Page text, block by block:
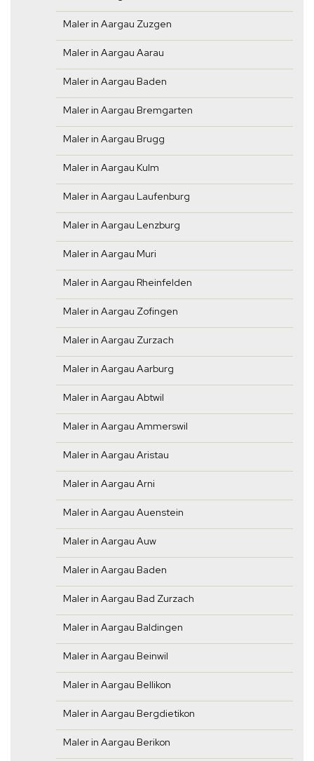
Maler in Aargau Zuzgen
Maler in Aargau Aarau
Maler in Aargau Baden
Maler in Aargau Bremgarten
Maler in Aargau Brugg
Maler in Aargau Kulm
Maler in Aargau Laufenburg
Maler in Aargau Lenzburg
Maler in Aargau Muri
Maler in Aargau Rheinfelden
Maler in Aargau Zofingen
Maler in Aargau Zurzach
Maler in Aargau Aarburg
Maler in Aargau Abtwil
Maler in Aargau Ammerswil
Maler in Aargau Aristau
Maler in Aargau Arni
Maler in Aargau Auenstein
Maler in Aargau Auw
Maler in Aargau Baden
Maler in Aargau Bad Zurzach
Maler in Aargau Baldingen
Maler in Aargau Beinwil
Maler in Aargau Bellikon
Maler in Aargau Bergdietikon
Maler in Aargau Berikon